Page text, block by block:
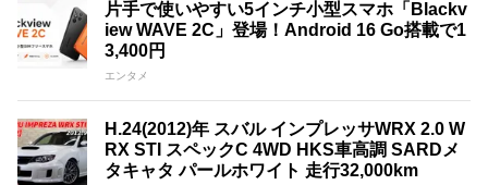
片手で使いやすい5インチ小型スマホ「Blackv
iew WAVE 2C」登場！Android 16 Go搭載で1
3,400円
エンタメ
H.24(2012)年 スバル インプレッサWRX 2.0 W
RX STI スペックC 4WD HKS車高調 SARDメ
タキャタ パールホワイト 走行32,000km